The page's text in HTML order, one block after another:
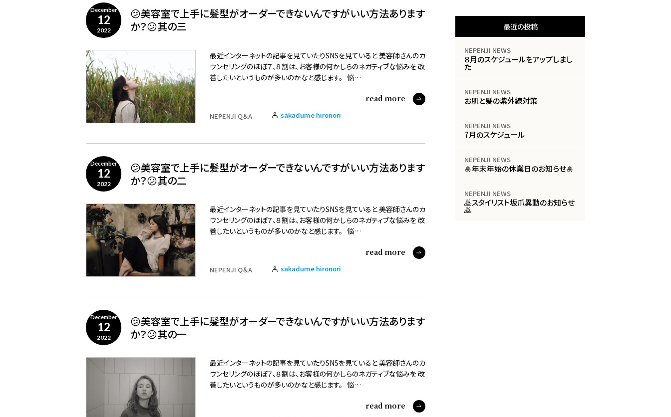
December
12
2022
😕美容室で上手に髪型がオーダーできないんですがいい方法あります
か？😕其の三
最近インターネットの記事を見ていたりSNSを見ていると 美容師さんのカ
ウンセリングのほぼ７、８割は、お客様の何かしらのネガティブな悩みを 改
善したいというものが多いのかなと感じます。 悩…
read more
NEPENJI Q＆A sakadume hironori
December
12
2022
😕美容室で上手に髪型がオーダーできないんですがいい方法あります
か？😕其の二
最近インターネットの記事を見ていたりSNSを見ていると 美容師さんのカ
ウンセリングのほぼ７、８割は、お客様の何かしらのネガティブな悩みを 改
善したいというものが多いのかなと感じます。 悩…
read more
NEPENJI Q＆A sakadume hironori
December
12
2022
😕美容室で上手に髪型がオーダーできないんですがいい方法あります
か？😕其の一
最近インターネットの記事を見ていたりSNSを見ていると 美容師さんのカ
ウンセリングのほぼ７、８割は、お客様の何かしらのネガティブな悩みを 改
善したいというものが多いのかなと感じます。 悩…
read more
最近の投稿
NEPENJI NEWS
８月のスケジュールをアップしまし
た
NEPENJI NEWS
お肌と髪の紫外線対策
NEPENJI NEWS
7月のスケジュール
NEPENJI NEWS
🎍年末年始の休業日のお知らせ🎍
NEPENJI NEWS
🙇スタイリスト坂爪異動のお知らせ
🙇